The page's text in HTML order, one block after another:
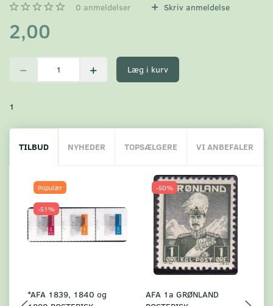
0 anmeldelser Skriv anmeldelse
2,00
Læg i kurv
1
TILBUD NYHEDER TOPSÆLGERE VI ANBEFALER
Populær
-51%
*AFA 1839, 1840 og
-50%
AFA 1a GRØNLAND